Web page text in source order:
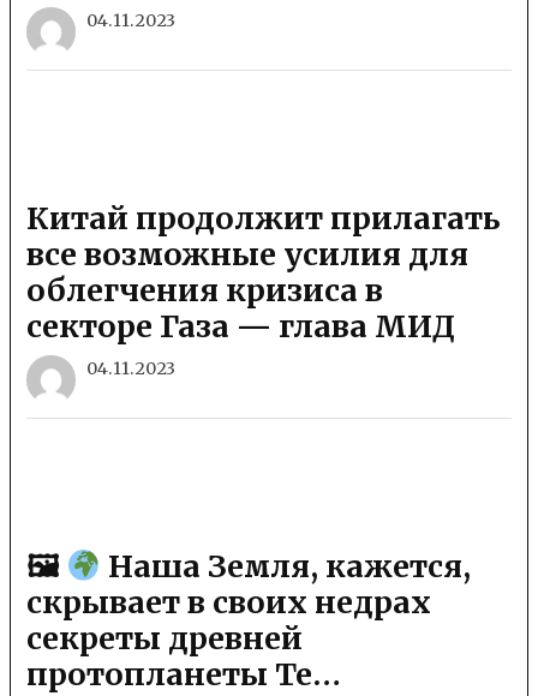
04.11.2023
Китай продолжит прилагать
все возможные усилия для
облегчения кризиса в
секторе Газа — глава МИД
04.11.2023
🖼
Наша Земля, кажется,
скрывает в своих недрах
секреты древней
протопланеты Те…